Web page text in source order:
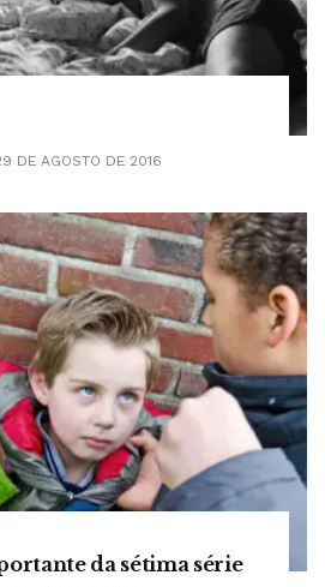
DE AGOSTO DE 2016
da sétima série